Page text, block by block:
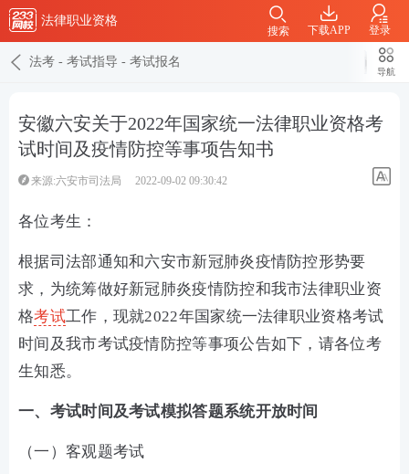
法律职业资格
下载APP 登录
搜索
法考 - 考试指导 - 考试报名
导航
安徽六安关于2022年国家统一法律职业资格考
试时间及疫情防控等事项告知书
来源:六安市司法局 2022-09-02 09:30:42
各位考生：
根据司法部通知和六安市新冠肺炎疫情防控形势要
求，为统筹做好新冠肺炎疫情防控和我市法律职业资
格考试工作，现就2022年国家统一法律职业资格考试
时间及我市考试疫情防控等事项公告如下，请各位考
生知悉。
一、考试时间及考试模拟答题系统开放时间
（一）客观题考试